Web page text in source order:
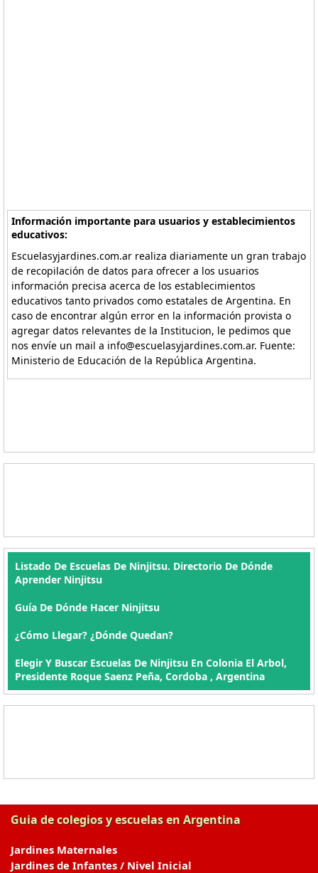
Información importante para usuarios y establecimientos
educativos:
Escuelasyjardines.com.ar realiza diariamente un gran trabajo
de recopilación de datos para ofrecer a los usuarios
información precisa acerca de los establecimientos
educativos tanto privados como estatales de Argentina. En
caso de encontrar algún error en la información provista o
agregar datos relevantes de la Institucion, le pedimos que
nos envíe un mail a info@escuelasyjardines.com.ar. Fuente:
Ministerio de Educación de la República Argentina.
Listado De Escuelas De Ninjitsu. Directorio De Dónde
Aprender Ninjitsu
Guía De Dónde Hacer Ninjitsu
¿Cómo Llegar? ¿Dónde Quedan?
Elegir Y Buscar Escuelas De Ninjitsu En Colonia El Arbol,
Presidente Roque Saenz Peña, Cordoba , Argentina
Guia de colegios y escuelas en Argentina
Jardines Maternales
Jardines de Infantes / Nivel Inicial